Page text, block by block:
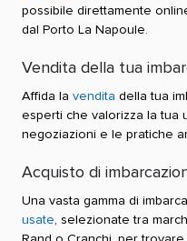
possibile direttamente
dal Porto La Napoule.
Vendita della tua
Affida la vendita della tua
esperti che valorizza la tua
negoziazioni e le pratiche
Acquisto di
Una vasta gamma di
usate, selezionate tra